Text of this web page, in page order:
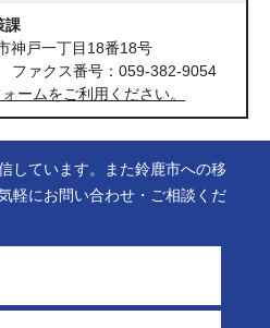
課
神戸一丁目18番18号
ァクス番号：059-382-9054
ームをご利用ください。
しています。また鈴鹿市への移
軽にお問い合わせ・ご相談くだ